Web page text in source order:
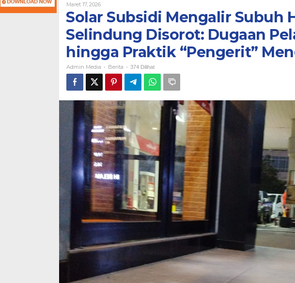
Hari,
SPBU
Selindung
Disorot:
Dugaan
Pelanggaran
SOP
hingga
Praktik
Mengemuka
Maret 17, 2026Oleh
Admin
Media
Solar Subsidi Mengalir Subuh
Selindung Disorot: Dugaan
hingga Praktik “Pengerit”
Admin Media - Berita - 374 Dilihat